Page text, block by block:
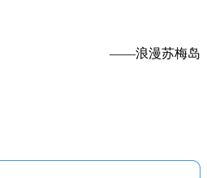
——浪漫苏梅岛